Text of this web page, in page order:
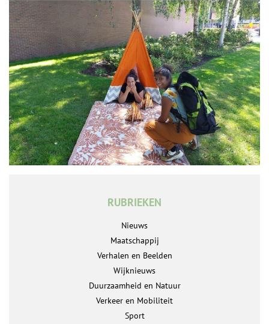
RUBRIEKEN
Nieuws
Maatschappij
Verhalen en Beelden
Wijknieuws
Duurzaamheid en Natuur
Verkeer en Mobiliteit
Sport